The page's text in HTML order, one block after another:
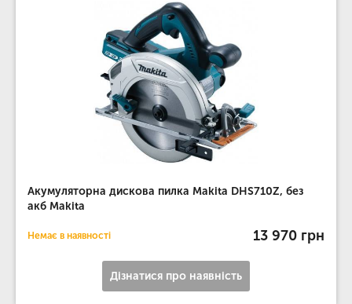
Акумуляторна дискова пилка Makita DHS710Z, без
акб Makita
Немає в наявності 13 970 грн
Дізнатися про наявність